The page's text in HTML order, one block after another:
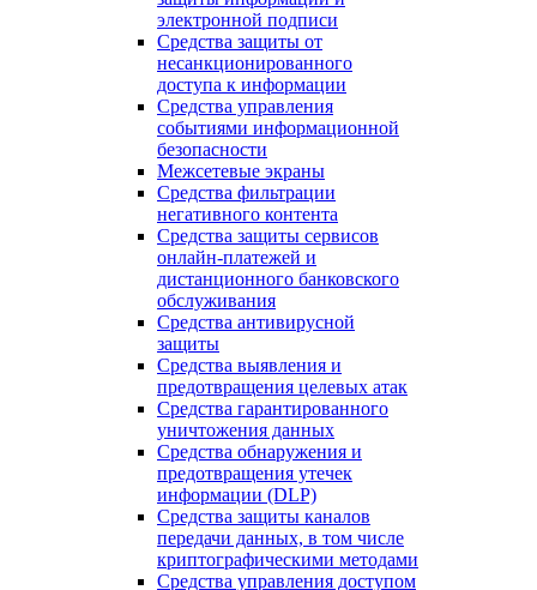
электронной подписи
Средства защиты от
несанкционированного
доступа к информации
Средства управления
событиями информационной
безопасности
Межсетевые экраны
Средства фильтрации
негативного контента
Средства защиты сервисов
онлайн-платежей и
дистанционного банковского
обслуживания
Средства антивирусной
защиты
Средства выявления и
предотвращения целевых атак
Средства гарантированного
уничтожения данных
Средства обнаружения и
предотвращения утечек
информации (DLP)
Средства защиты каналов
передачи данных, в том числе
криптографическими методами
Средства управления доступом